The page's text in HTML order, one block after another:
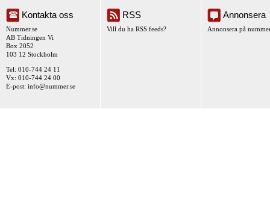
Kontakta oss
Nummer.se
AB Tidningen Vi
Box 2052
103 12 Stockholm
Tel: 010-744 24 11
Vx: 010-744 24 00
E-post: info@nummer.se
RSS
Vill du ha RSS feeds?
Annonsera
Annonsera på